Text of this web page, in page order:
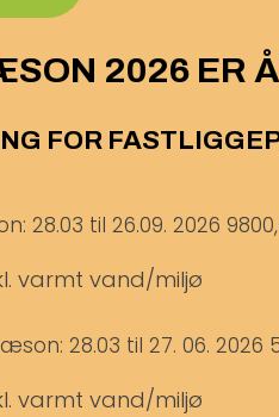
2026 ER
FOR
28.03 til 26.09. 2026
varmt vand/miljø
28.03 til 27. 06. 2026
varmt vand/miljø